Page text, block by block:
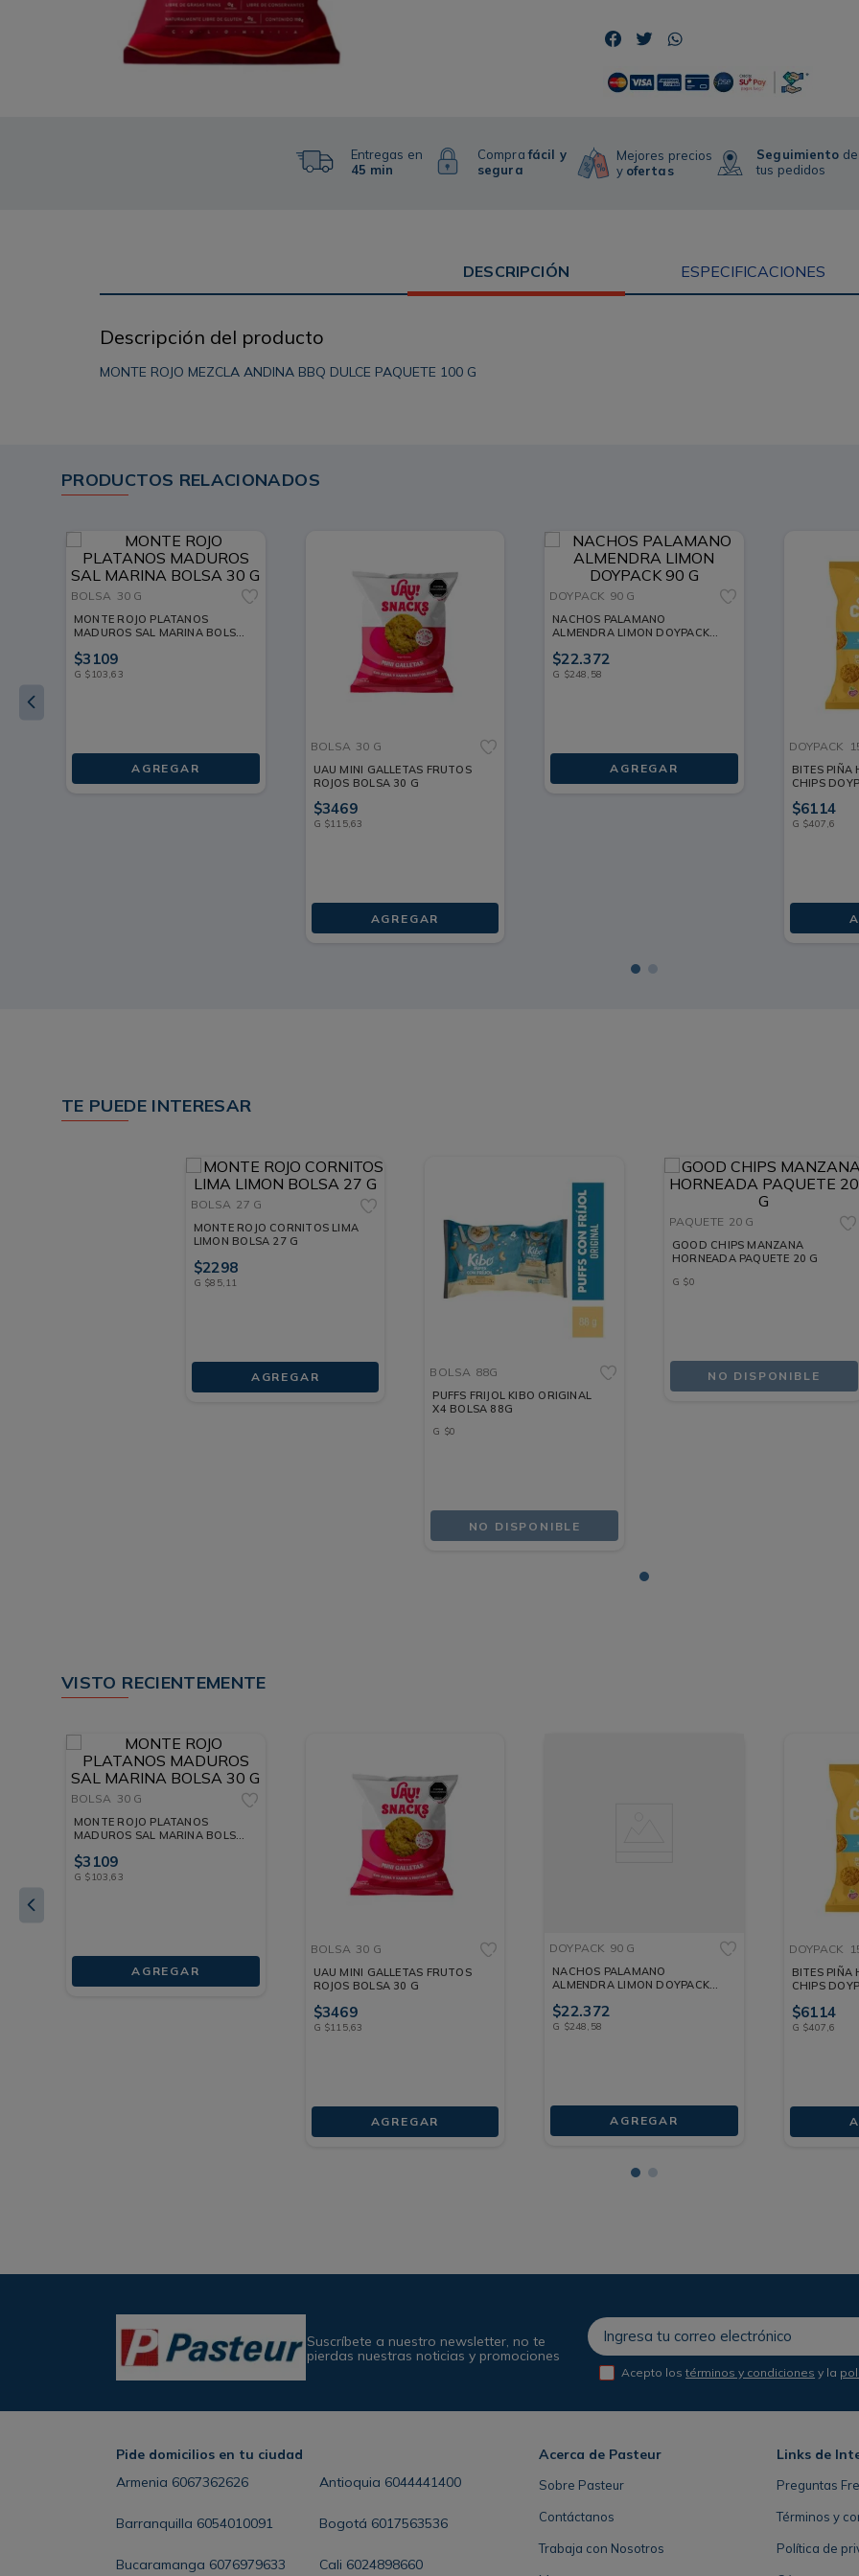
Entregas en
45 min
Comprafácil y
segura
Mejores precios
y ofertas
Seguimiento de
tus pedidos
DESCRIPCIÓN ESPECIFICACIONES
Descripción del producto
MONTE ROJO MEZCLA ANDINA BBQ DULCE PAQUETE 100 G
PRODUCTOS RELACIONADOS
BOLSA 30 G
MONTE ROJO PLATANOS
MADUROS SAL MARINA BOLSA
$3109
G $103 ,63
AGREGAR
BOLSA 30 G
UAU MINI GALLETAS FRUTOS
ROJOS BOLSA 30 G
$3469
G $115,63
AGREGAR
DOYPACK 90 G
NACHOS PALAMANO
ALMENDRA LIMON DOYPACK
$22.372
G $248 58
AGREGAR
DOYPACK
BITES PIÑA
CHIPS
$6114
G $407,6
TE PUEDE INTERESAR
BOLSA 27 G
MONTE ROJO CORNITOS LIMA
LIMON BOLSA 27 G
$2298
G $85,11
AGREGAR BOLSA 88G
PUFFS FRIJOL KIBO ORIGINAL
X4 BOLSA 88G
G $0
NO DISPONIBLE
PAQUETE 20 G
GOOD CHIPS MANZANA
HORNEADA PAQUETE 20 G
G $0
NO DISPONIBLE
VISTO RECIENTEMENTE
BOLSA 30 G
MONTE ROJO PLATANOS
MADUROS SAL MARINA BOLSA
$3109
G $103,63
AGREGAR
BOLSA 30 G
UAU MINI GALLETAS FRUTOS
ROJOS BOLSA 30 G
$3469
G $115, 63
AGREGAR
DOYPACK 90 G
NACHOS PALAMANO
ALMENDRA LIMON DOYPACK
$22.372
G $248 58
AGREGAR
DOYPACK
BITES PIÑA
CHIPS
$6114
G $407 ,6
Suscríbete a nuestro newsletter, no te
pierdas nuestras noticias y promociones
Acepto lostérminos y condiciones y la
Pide domicilios en tu ciudad
Armenia 6067362626 Antioquia 6044441400
Barranquilla 6054010091 Bogotá 6017563536
Bucaramanga 6076979633 Cali 6024898660
Acerca de Pasteur
Sobre Pasteur
Contáctanos
Trabaja con Nosotros
Links de
Preguntas
Términos y
Política de